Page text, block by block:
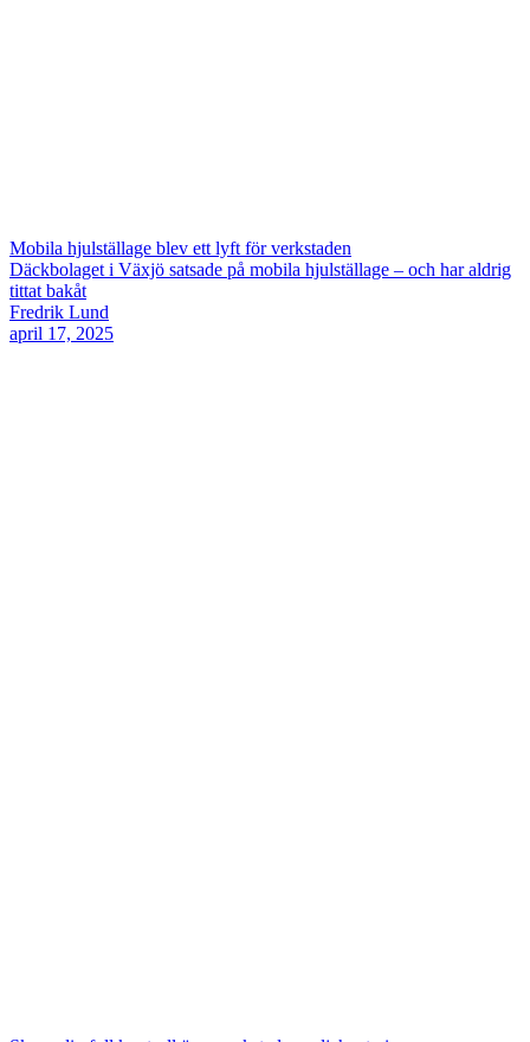
Mobila hjulställage blev ett lyft för verkstaden
Däckbolaget i Växjö satsade på mobila hjulställage – och har aldrig
tittat bakåt
Fredrik Lund
april 17, 2025